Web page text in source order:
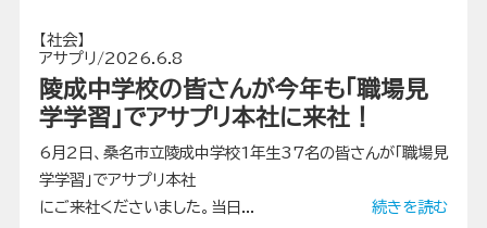
【社会】
アサプリ/2026.6.8
陵成中学校の皆さんが今年も「職場見
学学習」でアサプリ本社に来社！
6月2日、桑名市立陵成中学校1年生37名の皆さんが「職場見
学学習」でアサプリ本社
にご来社くださいました。当日...
続きを読む